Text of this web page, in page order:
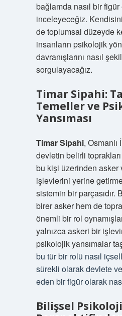
bağlamda nasıl bir
inceleyeceğiz.
de toplumsal düzeyde
insanların psikolojik
davranışlarını nasıl
sorgulayacağız.
Timar Sipahi:
Temeller ve
Yansıması
Timar Sipahi, Osmanlı
devletin belirli
bu kişi üzerinden asker
işlevlerini yerine
sistemin bir parçasıdır.
birer asker hem de
önemli bir rol
yalnızca askeri bir
psikolojik yansımalar
bu tür bir rolü nasıl
sürekli olarak devlete
eden bir figür olarak
Bilişsel Psikoloji